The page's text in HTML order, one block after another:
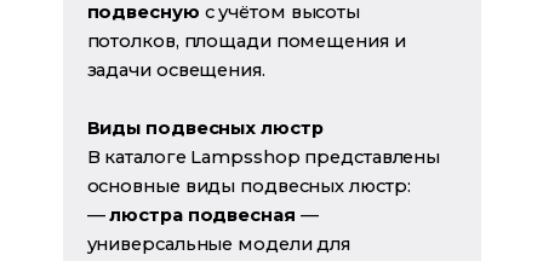
подвесную с учётом высоты
потолков, площади помещения и
задачи освещения.
Виды подвесных люстр
В каталоге Lampsshop представлены
основные виды подвесных люстр:
—люстра подвесная —
универсальные модели для